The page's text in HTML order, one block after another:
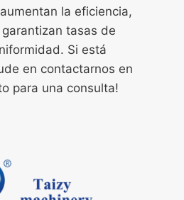
la eficiencia,
tasas de
Si está
en contactarnos en
para una consulta!